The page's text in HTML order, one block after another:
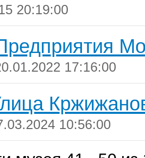
20:19:00
17:16:00
10:56:00